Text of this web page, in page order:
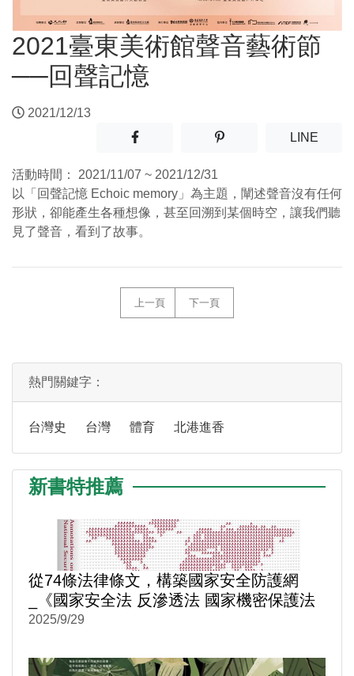
2021臺東美術館聲音藝術節
──回聲記憶
2021/12/13
分享至facebook(另開新視窗)
分享至噗浪(另開新視窗)
LINE(另開
活動時間：
2021/11/07 ~ 2021/12/31
以「回聲記憶 Echoic memory」為主題，闡述聲音沒有任何
形狀，卻能產生各種想像，甚至回溯到某個時空，讓我們聽
見了聲音，看到了故事。
上一頁 下一頁
熱門關鍵字：
台灣史 台灣 體育 北港進香
新書特推薦
從74條法律條文，構築國家安全防護網
_《國家安全法 反滲透法 國家機密保護法
逐條評釋》
2025/9/29